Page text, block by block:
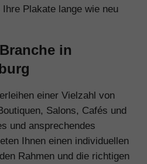
Plakate lange wie neu
in
einer Vielzahl von
Salons, Cafés und
und ansprechendes
Ihnen einen individuellen
Rahmen und die richtigen